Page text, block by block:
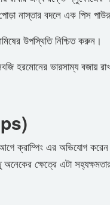
নাস্তার বদলে এক পিস
উপস্থিতি নিশ্চিত করুন।
হরমোনের ভারসাম্য বজায়
ক্রাম্পিং এর অভিযোগ
ক্ষেত্রে এটা